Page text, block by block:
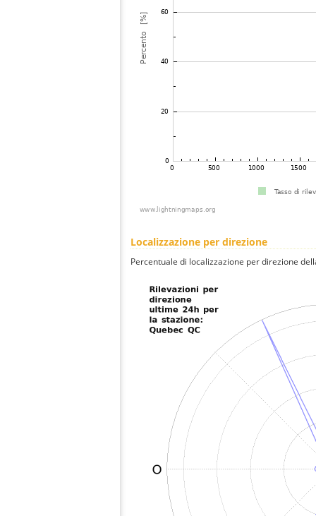
Localizzazione per direzione
Percentuale di localizzazione per direzione